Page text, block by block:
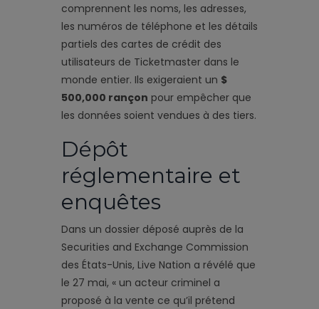
comprennent les noms, les adresses,
les numéros de téléphone et les détails
partiels des cartes de crédit des
utilisateurs de Ticketmaster dans le
monde entier. Ils exigeraient un $
500,000 rançon pour empêcher que
les données soient vendues à des tiers.
Dépôt
réglementaire et
enquêtes
Dans un dossier déposé auprès de la
Securities and Exchange Commission
des États-Unis, Live Nation a révélé que
le 27 mai, « un acteur criminel a
proposé à la vente ce qu’il prétend